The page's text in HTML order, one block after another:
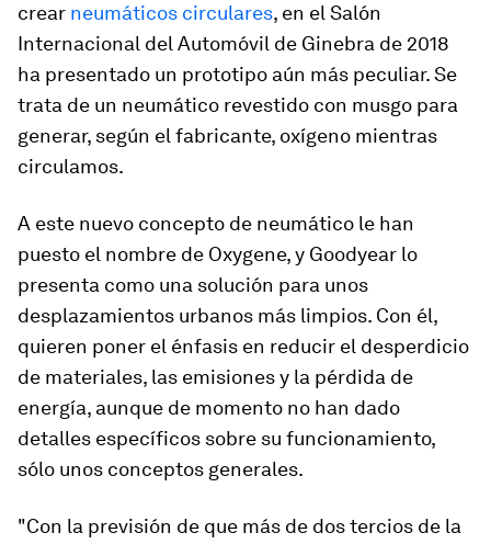
crear neumáticos circulares, en el Salón
Internacional del Automóvil de Ginebra de 2018
ha presentado un prototipo aún más peculiar. Se
trata de un neumático revestido con musgo para
generar, según el fabricante, oxígeno mientras
circulamos.
A este nuevo concepto de neumático le han
puesto el nombre de Oxygene, y Goodyear lo
presenta como una solución para unos
desplazamientos urbanos más limpios. Con él,
quieren poner el énfasis en reducir el desperdicio
de materiales, las emisiones y la pérdida de
energía, aunque de momento no han dado
detalles específicos sobre su funcionamiento,
sólo unos conceptos generales.
"Con la previsión de que más de dos tercios de la